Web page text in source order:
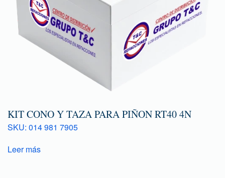
KIT CONO Y TAZA PARA PIÑON RT40 4N
SKU: 014 981 7905
Leer más